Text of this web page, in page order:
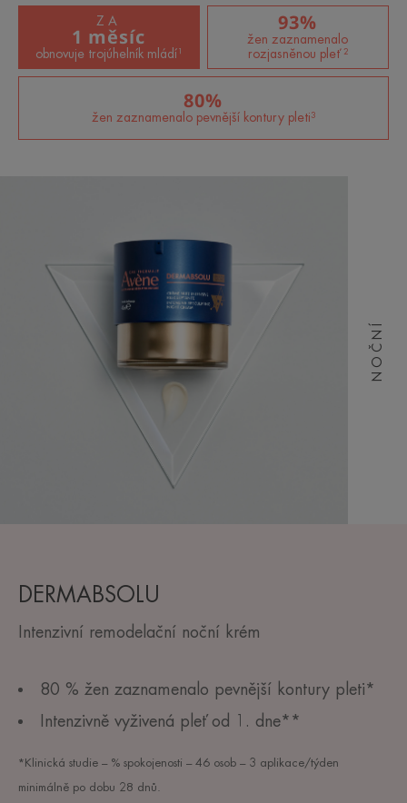
ZA
1 měsíc
obnovuje trojúhelník mládí¹
93%
žen zaznamenalo
rozjasněnou pleť ²
80%
žen zaznamenalo pevnější kontury pleti³
DERMABSOLU
Intenzivní remodelační noční krém
80 % žen zaznamenalo pevnější kontury pleti*
Intenzivně vyživená pleť od 1. dne**
*Klinická studie – % spokojenosti – 46 osob – 3 aplikace/týden
minimálně po dobu 28 dnů.
NOČNÍ